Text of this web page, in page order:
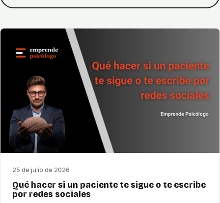
25 de julio de 2026
Qué hacer si un paciente te sigue o te escribe
por redes sociales